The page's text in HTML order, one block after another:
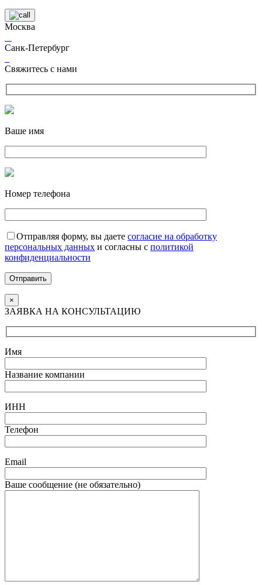
Москва
Санк-Петербург
Свяжитесь с нами
Ваше имя
Номер телефона
Отправляя форму, вы даете согласие на обработку
персональных данных и согласны с политикой
конфиденциальности
Отправить
×
ЗАЯВКА НА КОНСУЛЬТАЦИЮ
Имя
Название компании
ИНН
Телефон
Email
Ваше сообщение (не обязательно)